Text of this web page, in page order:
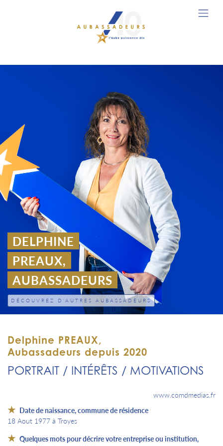
DELPHINE
PREAUX,
AUBASSADEURS
DÉCOUVREZ D'AUTRES AUBASSADEURS
Delphine PREAUX,
Aubassadeurs depuis 2020
PORTRAIT / INTÉRÊTS / MOTIVATIONS
www.comdmedias.fr
Date de naissance, commune de résidence
18 Aout 1977 à Troyes
Quelques mots pour décrire votre entreprise ou institution,